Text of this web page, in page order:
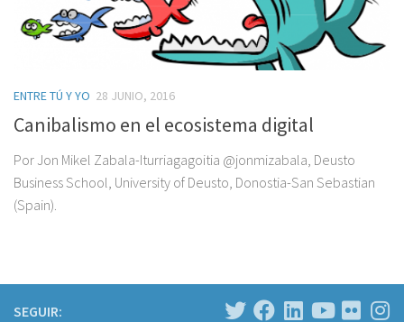
ENTRE TÚ Y YO 28 JUNIO, 2016
Canibalismo en el ecosistema digital
Por Jon Mikel Zabala-Iturriagagoitia @jonmizabala, Deusto
Business School, University of Deusto, Donostia-San Sebastian
(Spain).
SEGUIR: